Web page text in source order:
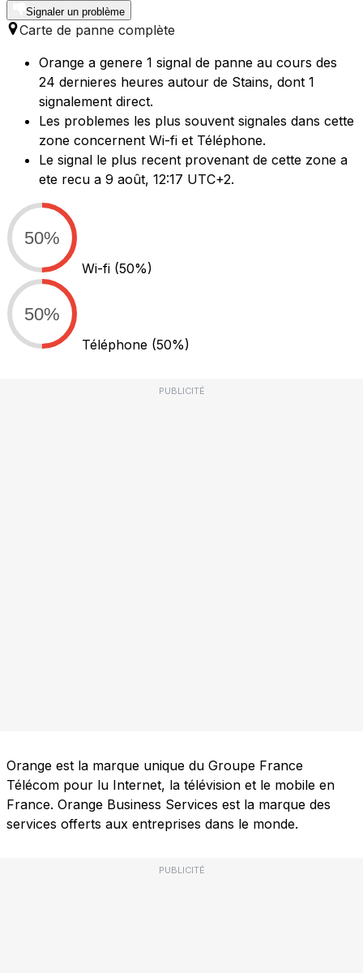
Signaler un problème
Carte de panne complète
Orange a genere 1 signal de panne au cours des
24 dernieres heures autour de Stains, dont 1
signalement direct.
Les problemes les plus souvent signales dans cette
zone concernent Wi-fi et Téléphone.
Le signal le plus recent provenant de cette zone a
ete recu a 9 août, 12:17 UTC+2.
50%
Wi-fi (50%)
50%
Téléphone (50%)
PUBLICITÉ
Orange est la marque unique du Groupe France
Télécom pour lu Internet, la télévision et le mobile en
France. Orange Business Services est la marque des
services offerts aux entreprises dans le monde.
PUBLICITÉ